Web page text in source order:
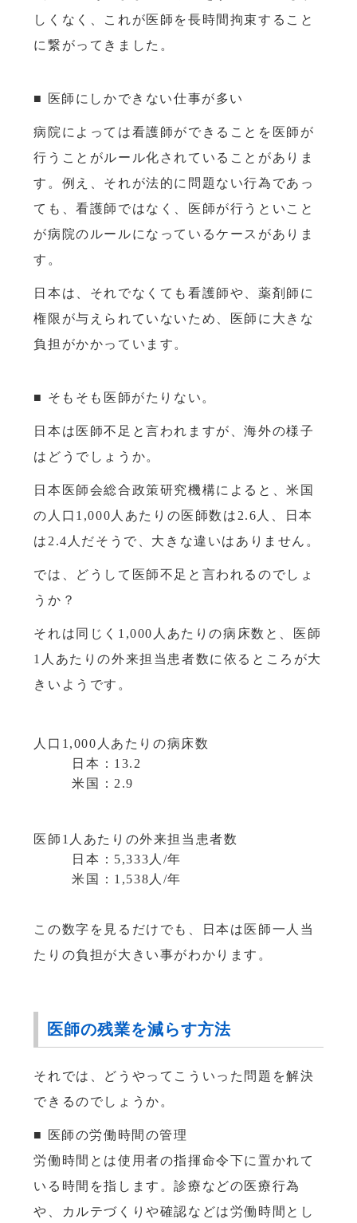
しくなく、これが医師を長時間拘束すること
に繋がってきました。
■ 医師にしかできない仕事が多い
病院によっては看護師ができることを医師が
行うことがルール化されていることがありま
す。例え、それが法的に問題ない行為であっ
ても、看護師ではなく、医師が行うといこと
が病院のルールになっているケースがありま
す。
日本は、それでなくても看護師や、薬剤師に
権限が与えられていないため、医師に大きな
負担がかかっています。
■ そもそも医師がたりない。
日本は医師不足と言われますが、海外の様子
はどうでしょうか。
日本医師会総合政策研究機構によると、米国
の人口1,000人あたりの医師数は2.6人、日本
は2.4人だそうで、大きな違いはありません。
では、どうして医師不足と言われるのでしょ
うか？
それは同じく1,000人あたりの病床数と、医師
1人あたりの外来担当患者数に依るところが大
きいようです。
人口1,000人あたりの病床数
日本：13.2
米国：2.9
医師1人あたりの外来担当患者数
日本：5,333人/年
米国：1,538人/年
この数字を見るだけでも、日本は医師一人当
たりの負担が大きい事がわかります。
医師の残業を減らす方法
それでは、どうやってこういった問題を解決
できるのでしょうか。
■ 医師の労働時間の管理
労働時間とは使用者の指揮命令下に置かれて
いる時間を指します。診療などの医療行為
や、カルテづくりや確認などは労働時間とし